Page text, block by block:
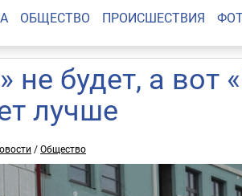
ОБЩЕСТВО ПРОИСШЕСТВИЯ
не будет, а вот
лучше
/Общество